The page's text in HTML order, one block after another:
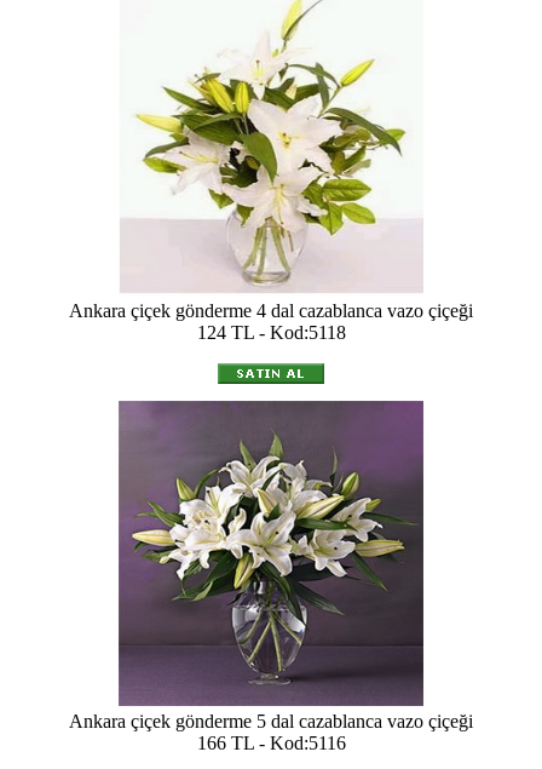
Ankara çiçek gönderme 4 dal cazablanca vazo çiçeği
124 TL - Kod:5118
Ankara çiçek gönderme 5 dal cazablanca vazo çiçeği
166 TL - Kod:5116